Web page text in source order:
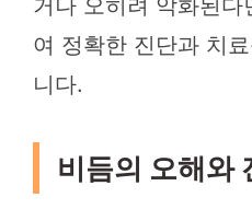
여 정확한 진단과 치
니다.
비듬의 오해와